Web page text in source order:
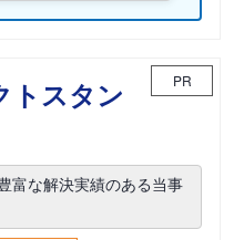
トスタン
PR
富な解決実績のある当事